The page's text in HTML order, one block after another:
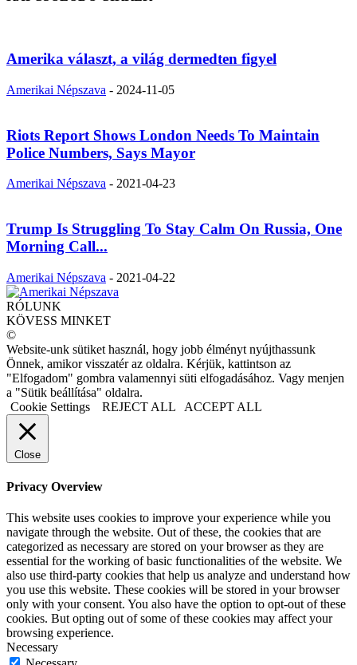
Amerika választ, a világ dermedten figyel
Amerikai Népszava - 2024-11-05
Riots Report Shows London Needs To Maintain
Police Numbers, Says Mayor
Amerikai Népszava - 2021-04-23
Trump Is Struggling To Stay Calm On Russia, One
Morning Call...
Amerikai Népszava - 2021-04-22
RÓLUNK
KÖVESS MINKET
©
Website-unk sütiket használ, hogy jobb élményt nyújthassunk
Önnek, amikor visszatér az oldalra. Kérjük, kattintson az
"Elfogadom" gombra valamennyi süti elfogadásához. Vagy menjen
a "Sütik beállítása" oldalra.
Cookie Settings
REJECT ALL ACCEPT ALL
Close
Privacy Overview
This website uses cookies to improve your experience while you
navigate through the website. Out of these, the cookies that are
categorized as necessary are stored on your browser as they are
essential for the working of basic functionalities of the website. We
also use third-party cookies that help us analyze and understand how
you use this website. These cookies will be stored in your browser
only with your consent. You also have the option to opt-out of these
cookies. But opting out of some of these cookies may affect your
browsing experience.
Necessary